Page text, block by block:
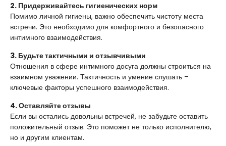
2. Придерживайтесь гигиенических норм
Помимо личной гигиены, важно обеспечить чистоту места
встречи. Это необходимо для комфортного и безопасного
интимного взаимодействия.
3. Будьте тактичными и отзывчивыми
Отношения в сфере интимного досуга должны строиться на
взаимном уважении. Тактичность и умение слушать –
ключевые факторы успешного взаимодействия.
4. Оставляйте отзывы
Если вы остались довольны встречей, не забудьте оставить
положительный отзыв. Это поможет не только исполнителю,
но и другим клиентам.